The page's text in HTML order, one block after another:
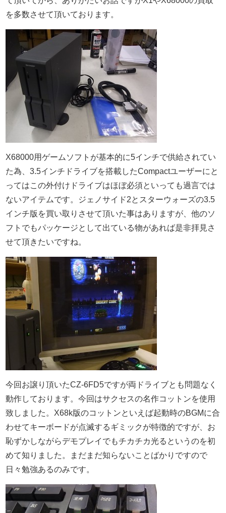
を多数させて頂いております。
X68000用ゲームソフトが基本的に5インチで供給されてい
た為、3.5インチドライブを搭載したCompactユーザーにと
ってはこの外付けドライブはほぼ必須といっても過言では
ないアイテムです。ジェノサイド2とスターウォーズの3.5
インチ版を買い取りさせて頂いた事はありますが、他のソ
フトでもパッケージとして出ている物があれば是非拝見さ
せて頂きたいですね。
今回お譲り頂いたCZ-6FD5ですが両ドライブとも問題なく
動作しております。今回はサクセスの名作コットンを使用
致しました。X68k版のコットンといえば起動時のBGMに合
わせてキーボードが点滅するギミックが特徴的ですが、お
恥ずかしながらデモプレイでもチカチカ光るというのを初
めて知りました。まだまだ知らないことばかりですので
日々勉強あるのみです。